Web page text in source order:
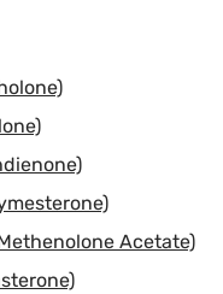
Acetate)